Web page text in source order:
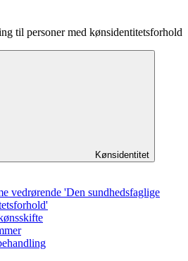
til personer med kønsidentitetsforhold
Kønsidentitet
vedrørende 'Den sundhedsfaglige